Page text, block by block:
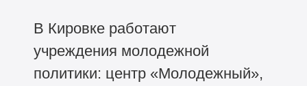
В Кировке работают
учреждения молодежной
политики: центр «Молодежный»,